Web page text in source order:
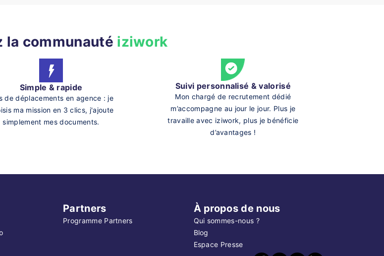
la communauté iziwork
Simple & rapide
de déplacements en agence : je
ma mission en 3 clics, j'ajoute
simplement mes documents.
Suivi personnalisé & valorisé
Mon chargé de recrutement dédié
m’accompagne au jour le jour. Plus je
travaille avec iziwork, plus je bénéficie
d’avantages !
Partners
Programme Partners
À propos de nous
Qui sommes-nous ?
Blog
Espace Presse